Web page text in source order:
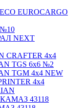
EUROCARGO
NEXT
4х4
TGS 6х6 №2
TGM 4x4 NEW
4x4
43118